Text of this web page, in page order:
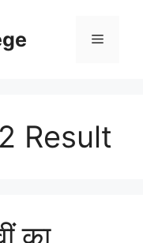
Menu
Result